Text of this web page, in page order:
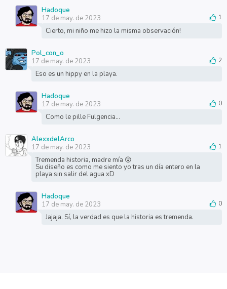
Hadoque
17 de may. de 2023
1
Cierto, mi niño me hizo la misma observación!
Pol_con_o
17 de may. de 2023
2
Eso es un hippy en la playa.
Hadoque
17 de may. de 2023
0
Como le pille Fulgencia...
AlexxdelArco
17 de may. de 2023
1
Tremenda historia, madre mía 😲
Su diseño es como me siento yo tras un día entero en la
playa sin salir del agua xD
Hadoque
17 de may. de 2023
0
Jajaja. Sí, la verdad es que la historia es tremenda.